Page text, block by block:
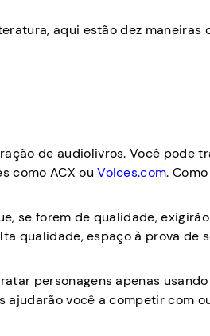
aqui estão dez maneiras
de audiolivros. Você pode
como ACX ou Voices.com. Como
se forem de qualidade,
qualidade, espaço à prova de
personagens apenas usando
ajudarão você a competir com